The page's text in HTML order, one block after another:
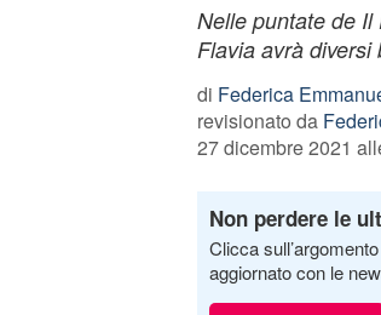
Nelle puntate de Il
Flavia avrà
di Federica
revisionato da
27 dicembre 2021
Non perdere le
Clicca
aggiornato con le